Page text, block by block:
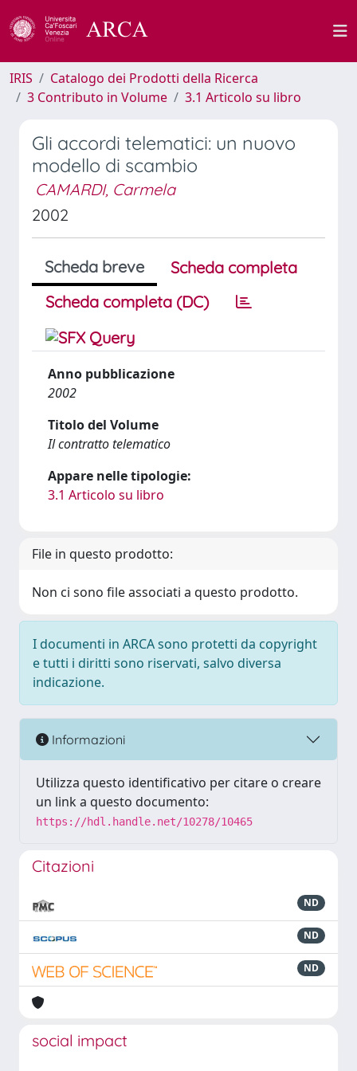
IRIS
Catalogo dei Prodotti della Ricerca
3 Contributo in Volume
3.1 Articolo su libro
Gli accordi telematici: un nuovo
modello di scambio
CAMARDI, Carmela
2002
Scheda breve
Scheda completa
Scheda completa (DC)
Anno pubblicazione
2002
Titolo del Volume
Il contratto telematico
Appare nelle tipologie:
3.1 Articolo su libro
File in questo prodotto:
Non ci sono file associati a questo prodotto.
I documenti in ARCA sono protetti da copyright
e tutti i diritti sono riservati, salvo diversa
indicazione.
Informazioni
Utilizza questo identificativo per citare o creare
un link a questo documento:
https://hdl.handle.net/10278/10465
Citazioni
ND
ND
ND
social impact